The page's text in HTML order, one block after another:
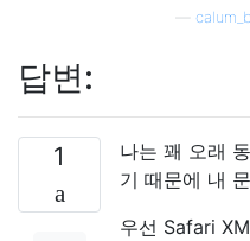
calum_b
답변:
1
나는 꽤 오래
기 때문에 내
우선 Safari